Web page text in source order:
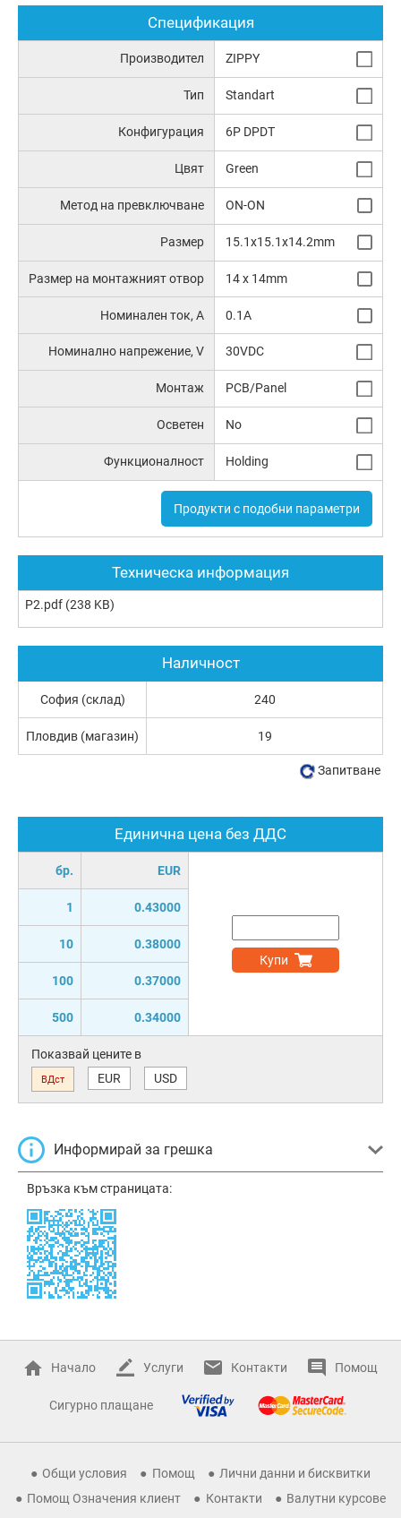
Спецификация
Производител ZIPPY
Тип Standart
Конфигурация 6P DPDT
Цвят Green
Метод на превключване ON-ON
Размер 15.1x15.1x14.2mm
Размер на монтажният отвор 14 x 14mm
Номинален ток, А 0.1A
Номинално напрежение, V 30VDC
Монтаж PCB/Panel
Осветен No
Функционалност Holding
Продукти с подобни параметри
Техническа информация
P2.pdf (238 KB)
Единична цена без ДДС
бр. EUR
1 0.43000
10 0.38000
100 0.37000
500 0.34000
Купи
Показвай цените в
ВДст EUR USD
Информирай за грешка
Връзка към страницата:
Наличност
София (склад) 240
Пловдив (магазин) 19
Запитване
Начало Услуги Контакти Помощ
Сигурно плащане
Общи условия Помощ
Лични данни и бисквитки
Помощ Означения клиент
Контакти
Валутни курсове